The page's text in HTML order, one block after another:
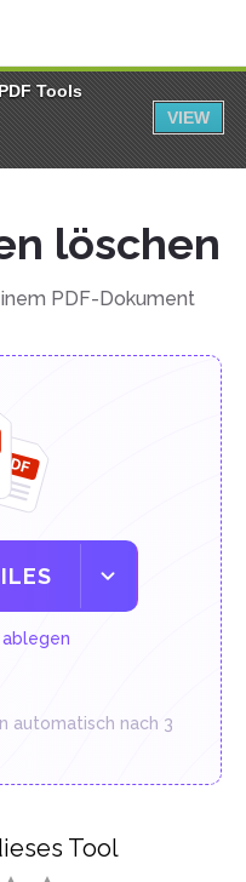
Tools
VIEW
löschen
PDF-Dokument
ablegen
automatisch nach 3
Tool